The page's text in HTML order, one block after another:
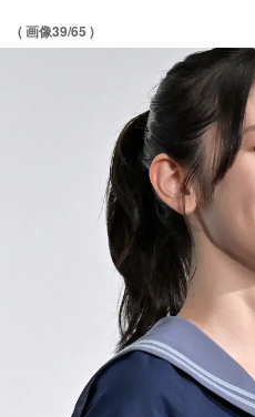
( 画像39/65 )